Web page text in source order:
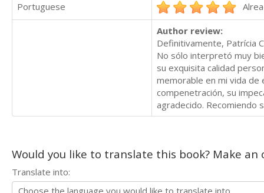
Portuguese
Author review:
Definitivamente, Patrícia
No sólo interpretó muy
su exquisita calidad
memorable en mi vida de
compenetración, su
agradecido. Recomiendo
Would you like to translate this book? Make
Translate into: